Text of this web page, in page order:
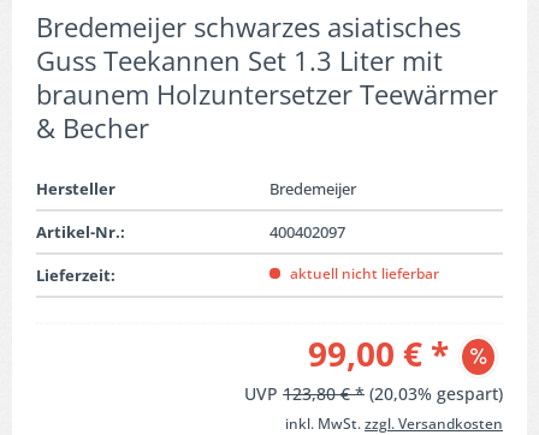
Bredemeijer schwarzes asiatisches
Guss Teekannen Set 1.3 Liter mit
braunem Holzuntersetzer Teewärmer
& Becher
Hersteller
Bredemeijer
Artikel-Nr.:
400402097
Lieferzeit:
aktuell nicht lieferbar
99,00 € *
UVP 123,80 € * (20,03% gespart)
inkl. MwSt.zzgl. Versandkosten